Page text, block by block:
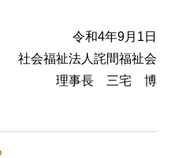
令和4年9月1日
社会福祉法人詫間福祉会
理事長 三宅 博